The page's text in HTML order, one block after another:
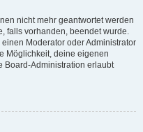
nicht mehr geantwortet werden
falls vorhanden, beendet wurde.
Moderator oder Administrator
Möglichkeit, deine eigenen
Board-Administration erlaubt